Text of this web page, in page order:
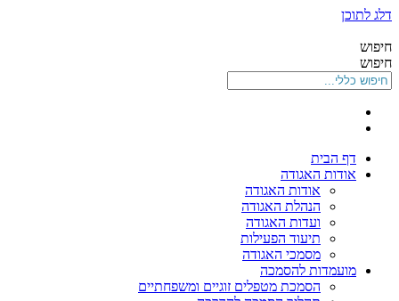
יפו
האגודה
הישראלית
לטיפול
זוגי
ומשפחתי
דלג לתוכן
חיפוש
חיפוש
דף הבית
אודות האגודה
אודות האגודה
הנהלת האגודה
ועדות האגודה
תיעוד הפעילות
מסמכי האגודה
מועמדות להסמכה
הסמכת מטפלים זוגיים ומשפחתיים